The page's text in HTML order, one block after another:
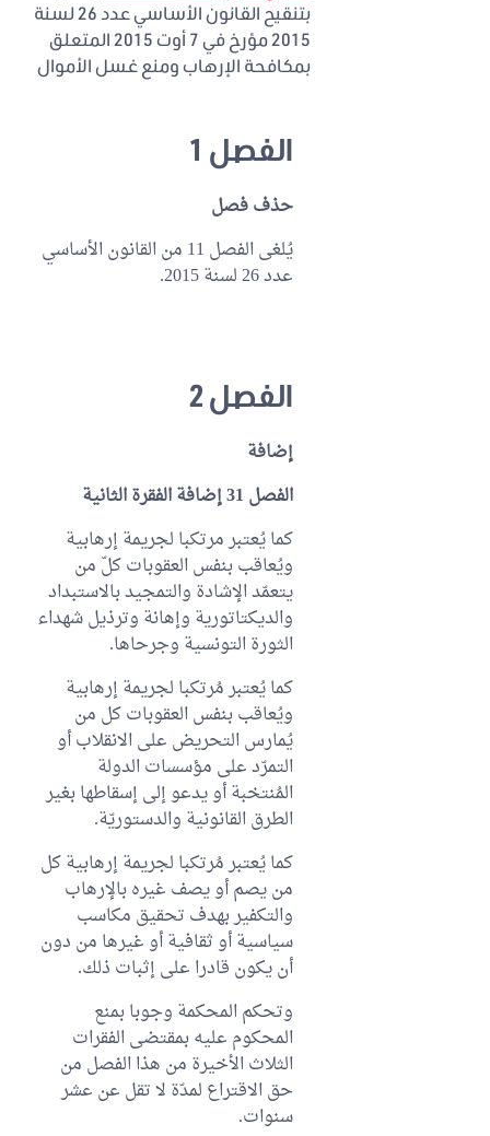
بتنقيح القانون الأساسي عدد 26 لسنة
2015 مؤرخ في 7 أوت 2015 المتعلق
بمكافحة الإرهاب ومنع غسل الأموال
الفصل 1
حذف فصل
يُلغى الفصل 11 من القانون الأساسي
عدد 26 لسنة 2015.
الفصل 2
إضافة
الفصل 31 إضافة الفقرة الثانية
كما يُعتبر مرتكبا لجريمة إرهابية
ويُعاقب بنفس العقوبات كلّ من
يتعمّد الإشادة والتمجيد بالاستبداد
والديكتاتورية وإهانة وترذيل شهداء
الثورة التونسية وجرحاها.
كما يُعتبر مُرتكبا لجريمة إرهابية
ويُعاقب بنفس العقوبات كل من
يُمارس التحريض على الانقلاب أو
التمرّد على مؤسسات الدولة
المُنتخبة أو يدعو إلى إسقاطها بغير
الطرق القانونية والدستوريّة.
كما يُعتبر مُرتكبا لجريمة إرهابية كل
من يصم أو يصف غيره بالإرهاب
والتكفير بهدف تحقيق مكاسب
سياسية أو ثقافية أو غيرها من دون
أن يكون قادرا على إثبات ذلك.
وتحكم المحكمة وجوبا بمنع
المحكوم عليه بمقتضى الفقرات
الثلاث الأخيرة من هذا الفصل من
حق الاقتراع لمدّة لا تقل عن عشر
سنوات.